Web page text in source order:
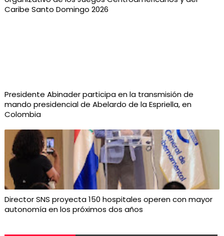
Caribe Santo Domingo 2026
Presidente Abinader participa en la transmisión de
mando presidencial de Abelardo de la Espriella, en
Colombia
Director SNS proyecta 150 hospitales operen con mayor
autonomía en los próximos dos años